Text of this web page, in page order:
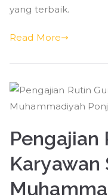
yang terbaik.
Read More
Pengajian
Karyawan